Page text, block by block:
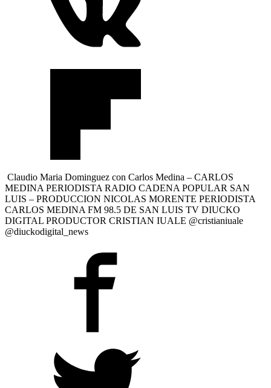
Claudio Maria Dominguez con Carlos Medina – CARLOS
MEDINA PERIODISTA RADIO CADENA POPULAR SAN
LUIS – PRODUCCION NICOLAS MORENTE PERIODISTA
CARLOS MEDINA FM 98.5 DE SAN LUIS TV DIUCKO
DIGITAL PRODUCTOR CRISTIAN IUALE @cristianiuale
@diuckodigital_news